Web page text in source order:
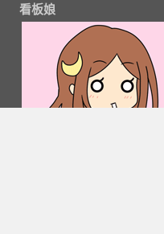
看板娘